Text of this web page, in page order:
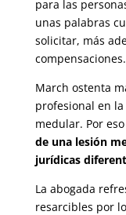
para las
unas palabras
solicitar, más
compensaciones.
March ostenta
profesional en
medular. Por
de una lesión
jurídicas
La abogada
resarcibles por